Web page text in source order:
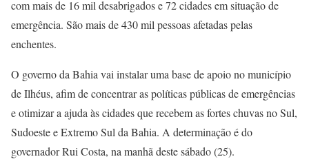
com mais de 16 mil desabrigados e 72 cidades em situação de
emergência. São mais de 430 mil pessoas afetadas pelas
enchentes.
O governo da Bahia vai instalar uma base de apoio no município
de Ilhéus, afim de concentrar as políticas públicas de emergências
e otimizar a ajuda às cidades que recebem as fortes chuvas no Sul,
Sudoeste e Extremo Sul da Bahia. A determinação é do
governador Rui Costa, na manhã deste sábado (25).